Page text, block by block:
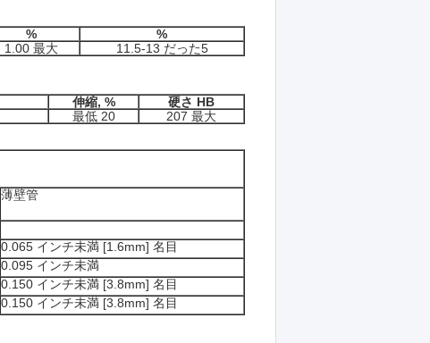
%
%
1.00 最大 11.5-13 だった5
伸縮, %
硬さ HB
最低 20 207 最大
薄壁管
0.065 インチ未満 [1.6mm] 名目
0.095 インチ未満
0.150 インチ未満 [3.8mm] 名目
0.150 インチ未満 [3.8mm] 名目